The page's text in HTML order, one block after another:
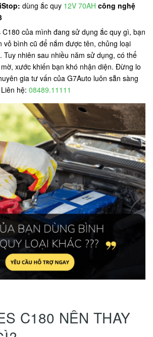
dùng ắc quy 12V 70AH công nghệ
của mình đang sử dụng ắc quy gì, bạn
vỏ bình cũ để nắm được tên, chủng loại
nhiên sau nhiều năm sử dụng, có thể
xước khiến bạn khó nhận diện. Đừng lo
gia tư vấn của G7Auto luôn sẵn sàng
hệ: 08489.11111
C180 NÊN THAY